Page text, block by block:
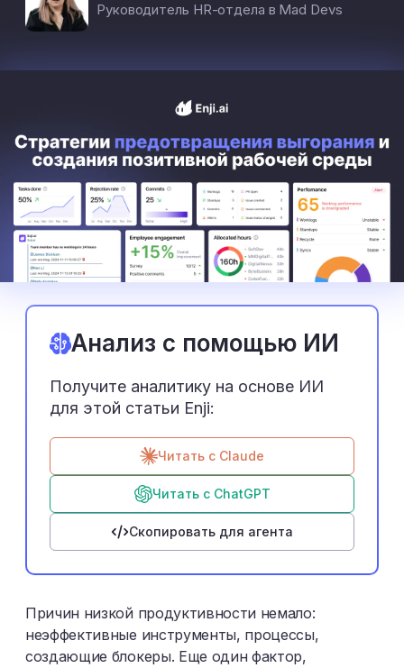
Руководитель HR-отдела в Mad Devs
Анализ с помощью ИИ
Получите аналитику на основе ИИ
для этой статьи Enji:
Читать с Claude
Читать с ChatGPT
Скопировать для агента
Причин низкой продуктивности немало:
неэффективные инструменты, процессы,
создающие блокеры. Еще один фактор,